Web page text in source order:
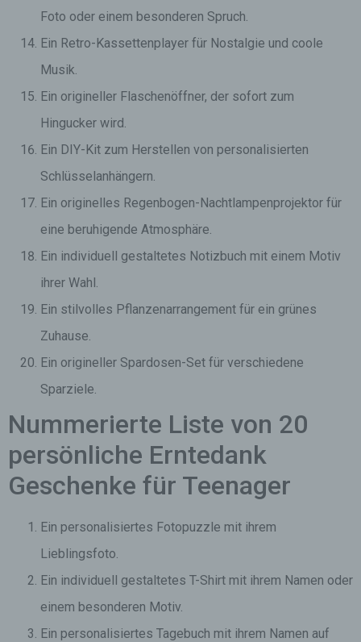
Foto oder einem besonderen Spruch.
Ein Retro-Kassettenplayer für Nostalgie und coole
Musik.
Ein origineller Flaschenöffner, der sofort zum
Hingucker wird.
Ein DIY-Kit zum Herstellen von personalisierten
Schlüsselanhängern.
Ein originelles Regenbogen-Nachtlampenprojektor für
eine beruhigende Atmosphäre.
Ein individuell gestaltetes Notizbuch mit einem Motiv
ihrer Wahl.
Ein stilvolles Pflanzenarrangement für ein grünes
Zuhause.
Ein origineller Spardosen-Set für verschiedene
Sparziele.
Nummerierte Liste von 20
persönliche Erntedank
Geschenke für Teenager
Ein personalisiertes Fotopuzzle mit ihrem
Lieblingsfoto.
Ein individuell gestaltetes T-Shirt mit ihrem Namen oder
einem besonderen Motiv.
Ein personalisiertes Tagebuch mit ihrem Namen auf